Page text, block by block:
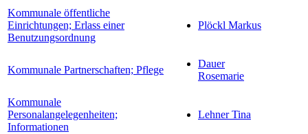
Kommunale öffentliche
Einrichtungen; Erlass einer
Benutzungsordnung
Plöckl Markus
Kommunale Partnerschaften; Pflege
Dauer
Rosemarie
Kommunale
Personalangelegenheiten;
Informationen
Lehner Tina